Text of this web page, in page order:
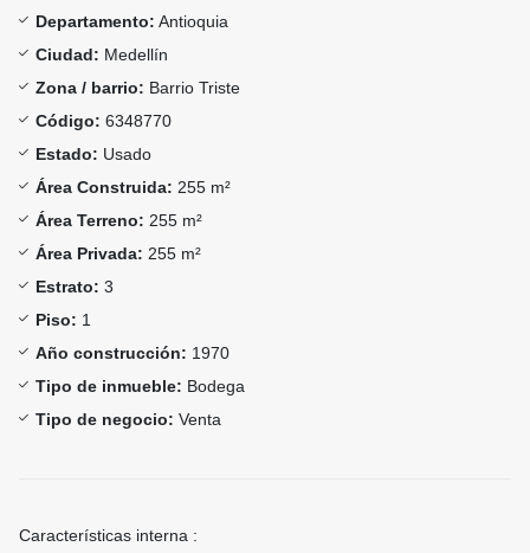
Departamento: Antioquia
Ciudad: Medellín
Zona / barrio: Barrio Triste
Código: 6348770
Estado: Usado
Área Construida: 255 m²
Área Terreno: 255 m²
Área Privada: 255 m²
Estrato: 3
Piso: 1
Año construcción: 1970
Tipo de inmueble: Bodega
Tipo de negocio: Venta
Características interna :